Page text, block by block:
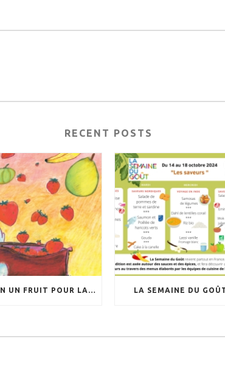
RECENT POSTS
OPÉRATION UN FRUIT POUR LA RÉCRÉ LA SEMAINE DU